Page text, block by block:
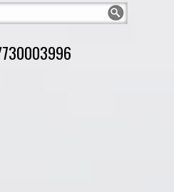
730003996